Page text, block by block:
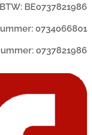
BTW: BE0737821986
0734066801
0737821986